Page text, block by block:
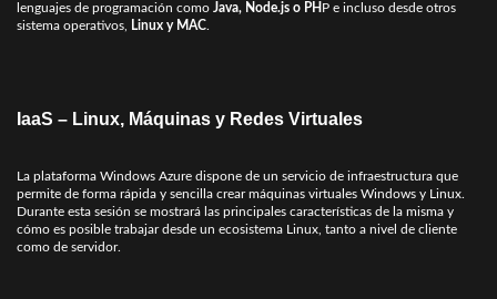
lenguajes de programación como Java, Node.js o PH P e incluso desde otros
sistema operativos,
Linux y MAC
IaaS – Linux, Máquinas y Redes Virtuales
La plataforma Windows Azure dispone de un servicio de infraestructura que
permite de forma rápida y sencilla crear máquinas virtuales Windows y Linux.
Durante esta sesión se mostrará las principales características de la misma y
cómo es posible trabajar desde un ecosistema Linux, tanto a nivel de cliente
como de servidor.